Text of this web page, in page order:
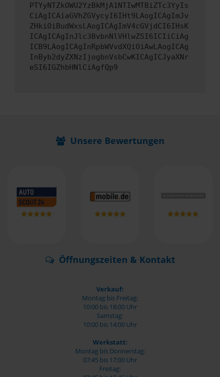
PTYyNTZkOWU2YzBkMjA1NTIwMTBiZTc3YyIs
CiAgICAiaGVhZGVycyI6IHt9LAogICAgImJv
ZHkiOiBudWxsLAogICAgImV4cGVjdCI6IHsK
ICAgICAgInJlc3BvbnNlVHlwZSI6ICIiCiAg
ICB9LAogICAgInRpbWVvdXQiOiAwLAogICAg
InByb2dyZXNzIjogbnVsbCwKICAgICJyaXNr
eSI6IGZhbHNlCiAgfQp9
Unsere Bewertungen
Öffnungszeiten & Kontakt
Verkauf:
Montag bis Freitag:
10:00 bis 18:00 Uhr
Samstag:
10:00 bis 14:00 Uhr
Werkstatt:
Montag bis Donnerstag:
07:45 bis 17:00 Uhr
Freitag: